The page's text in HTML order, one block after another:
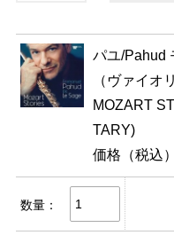
パユ/Pahud
（ヴァイオ
MOZART
TARY)
価格（税込
数量：